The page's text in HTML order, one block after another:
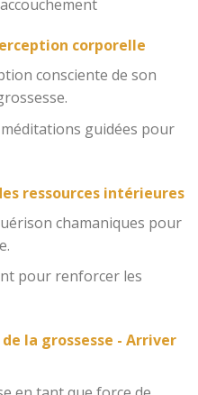
corporelle
consciente de son
guidées pour
ressources intérieures
chamaniques pour
pour renforcer les
la grossesse - Arriver